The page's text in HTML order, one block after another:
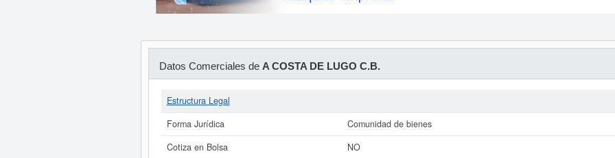
Datos Comerciales de A COSTA DE LUGO C.B.
Estructura Legal
Forma Jurídica
Comunidad de bienes
Cotiza en Bolsa
NO